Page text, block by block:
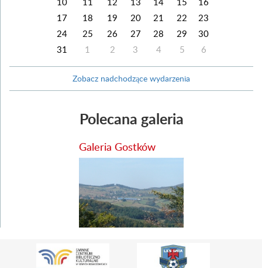
17
18 19 20 21 22
23
24
25 26 27 28 29
30
31
1 2 3 4 5 6
Zobacz nadchodzące wydarzenia
Polecana galeria
Galeria Gostków